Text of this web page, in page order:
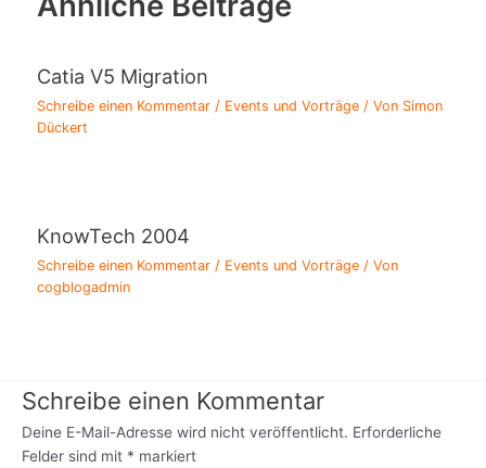
Catia V5 Migration
Schreibe einen Kommentar / Events und Vorträge / Von Simon
Dückert
KnowTech 2004
Schreibe einen Kommentar / Events und Vorträge / Von
cogblogadmin
Schreibe einen Kommentar
Deine E-Mail-Adresse wird nicht veröffentlicht. Erforderliche
Felder sind mit * markiert